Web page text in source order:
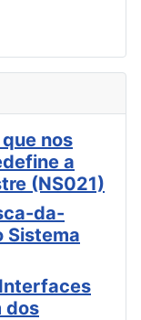
nos
a
(NS021)
da-
Sistema
dos